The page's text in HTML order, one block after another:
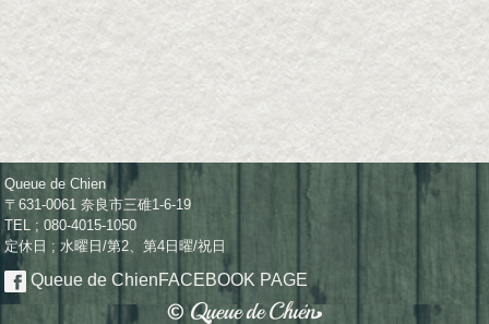
Queue de Chien
〒631-0061 奈良市三碓1-6-19
TEL ; 080-4015-1050
定休日 ; 水曜日/第2、第4日曜/祝日
Queue de ChienFACEBOOK PAGE